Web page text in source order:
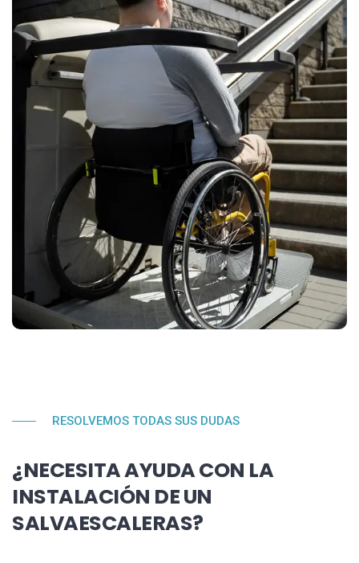
RESOLVEMOS TODAS SUS DUDAS
¿NECESITA AYUDA CON LA
INSTALACIÓN DE UN
SALVAESCALERAS?